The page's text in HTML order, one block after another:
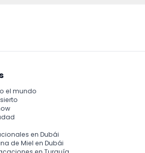
el mundo
en Dubái
de Miel en Dubái